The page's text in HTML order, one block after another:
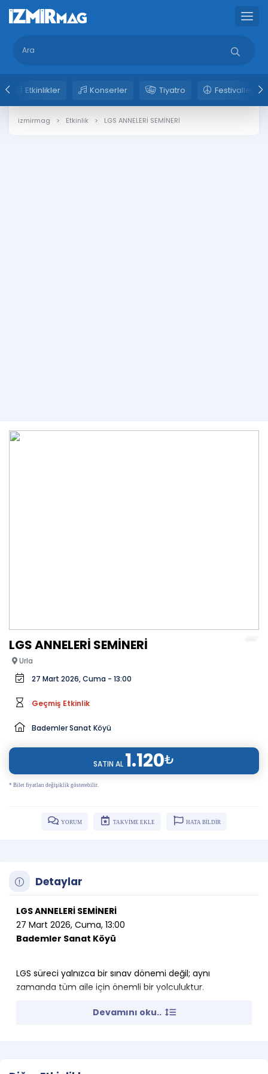
Etkinlikler Konserler Tiyatro Festivaller
izmirmag Etkinlik LGS ANNELERİ SEMİNERİ
LGS ANNELERİ SEMİNERİ
Urla
27 Mart 2026, Cuma - 13:00
Geçmiş Etkinlik
Bademler Sanat Köyü
SATIN AL 1.120₺
* Bilet fiyatları değişiklik gösterebilir.
YORUM TAKVİME EKLE HATA BİLDİR
Detaylar
LGS ANNELERİ SEMİNERİ
27 Mart 2026, Cuma, 13:00
Bademler Sanat Köyü
LGS süreci yalnızca bir sınav dönemi değil; aynı
zamanda tüm aile için önemli bir yolculuktur.
Kaygı, beklenti, okul seçimi ve motivasyon gibi pek çok
ve öğrenciniz için en uygun lise seçimini nasıl
Devamını oku..